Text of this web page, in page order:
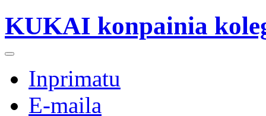
KUKAI konpainia
Inprimatu
E-maila